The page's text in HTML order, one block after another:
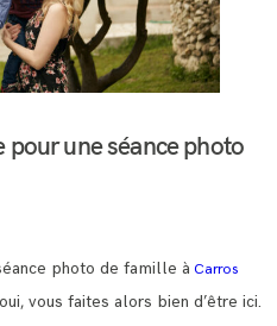
pour une séance photo
photo de famille à Carros
vous faites alors bien d’être ici.